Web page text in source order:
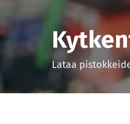
sisältöön
Lataa